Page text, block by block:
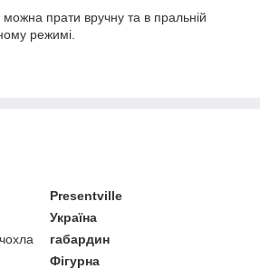
прати вручну та в пральній
режимі.
Presentville
Україна
габардин
Фігурна